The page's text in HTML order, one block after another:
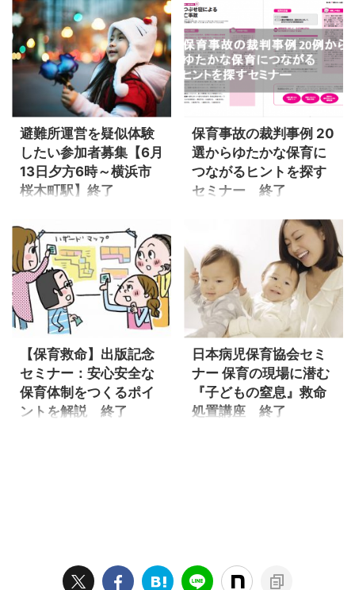
にくらべて、1時間長く開催し
ます） 募集締切 10/17（日）
13:00~18:00（通常のセミ ...
救命技能向上セミナーの参加
費について 保育園看護師（保
育業専門看護職）キャリア入
門講座時間：10:00～12:00 講
習 ２時間参加費：4, ...
本セミナーの実施内容3月1日
（日）東京開催2月23日（日）
名古屋開催演習：ポケットマ
スク活用の心肺蘇生〇〇講
義：午睡時間の安全管理 - 失
敗事例との比較〇〇講義：給
食時の気道内閉そく（気道内
異物とアレルギー疾患に伴う
閉そく）〇－演習：異物除去
の手技練習（シミュレーショ
ン）〇－ 救命講習で学ぶ救
命処置は、一般市民の善意に
理の法的義務にもとづいた専
門技能との、２つにわけられ
ます。保育園看護師や保育士
等のみなさんは、後者の救命
講習を受講することによる技
能の理解と習得が求められま
す。本 ...
全終了名古屋会場（名古屋市
公会堂）保育園看護師（保育
業専門看護職）キャリア入門
講座 2月23日（日）10:00～
12:00 名古屋初開催！4,000円
（税別） https://child-
東京会場（渋谷）保育園看護
師（保育業専門看護職）キャ
リア入門講座 5月26日（日）
10:00～12:00（終了：評価
8.6点 /10） 6月23日（日）
8.3点 /10） 7月14日（日）
10:00～12:00（終了：評価
8.75 ...
避難所運営を疑似体験
したい参加者募集【6月
13日夕方6時～横浜市
桜木町駅】終了
同じように子どもの最善の利
益を求めて保育をしているは
ずなのに、どうにもギクシャ
クしてしまう。新規に設立さ
れた保育園や職員の入れ替わ
りの激しい施設では、そんな
悩みが聴こえてきます。子ど
もたちのためにどうにかした
い、子どもを真ん中にした保
育の実践に向けて、保育者間
の合意形成が進む場をつくる
知恵が求められています。 保
保育事故の裁判事例 20
選からゆたかな保育に
つながるヒントを探す
セミナー 終了
どもの命にかかわる仕事であ
る以上、保育者は常に過去の
重大事故に学び、「うちの園
でも起こるかもしれない」
「うちの園ではどのような対
策が取れるだろうか」と、自
分たちの保育に当てはめて考
え続けなければなりません。
それは子どもたちのためであ
ると同時に、自分の仕事や職
場の仲間を守るためでもあり
ます。 保育の事故の裁判例２
【保育救命】出版記念
セミナー：安心安全な
保育体制をつくるポイ
ントを解説 終了
として出版されました。 【保
育救命】～保育者のための安
日本病児保育協会セミ
ナー 保育の現場に潜む
『子どもの窒息』救命
処置講座 終了
どもの救命処置というと、子
どもが高いところから落下し